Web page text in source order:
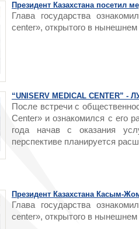
Президент Казахстана посетил
Глава государства
center», открытого в нынешнем
“UNISERV MEDIСAL
После встречи с
Center» и ознакомился с его
года начав с оказания
перспективе планируется
Президент Казахстана Касым-
Глава государства
center», открытого в нынешнем